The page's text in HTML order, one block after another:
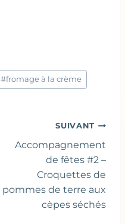
#fromage à la crème
SUIVANT
Accompagnement
de fêtes #2 –
Croquettes de
pommes de terre aux
cèpes séchés